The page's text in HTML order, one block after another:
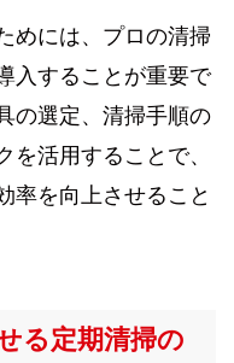
めには、プロの清掃
入することが重要で
の選定、清掃手順の
活用することで、
率を向上させること
る定期清掃の